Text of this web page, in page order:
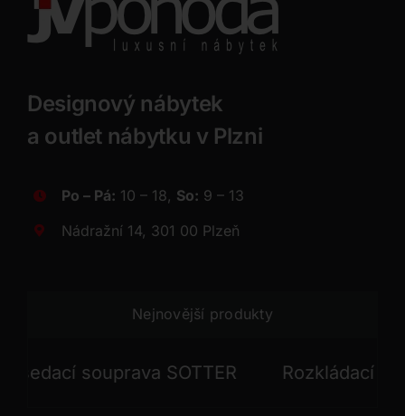
Designový nábytek
a outlet nábytku v Plzni
Po – Pá: 10 – 18, So: 9 – 13
Nádražní 14, 301 00 Plzeň
Nejnovější produkty
souprava SOTTER Rozkládací